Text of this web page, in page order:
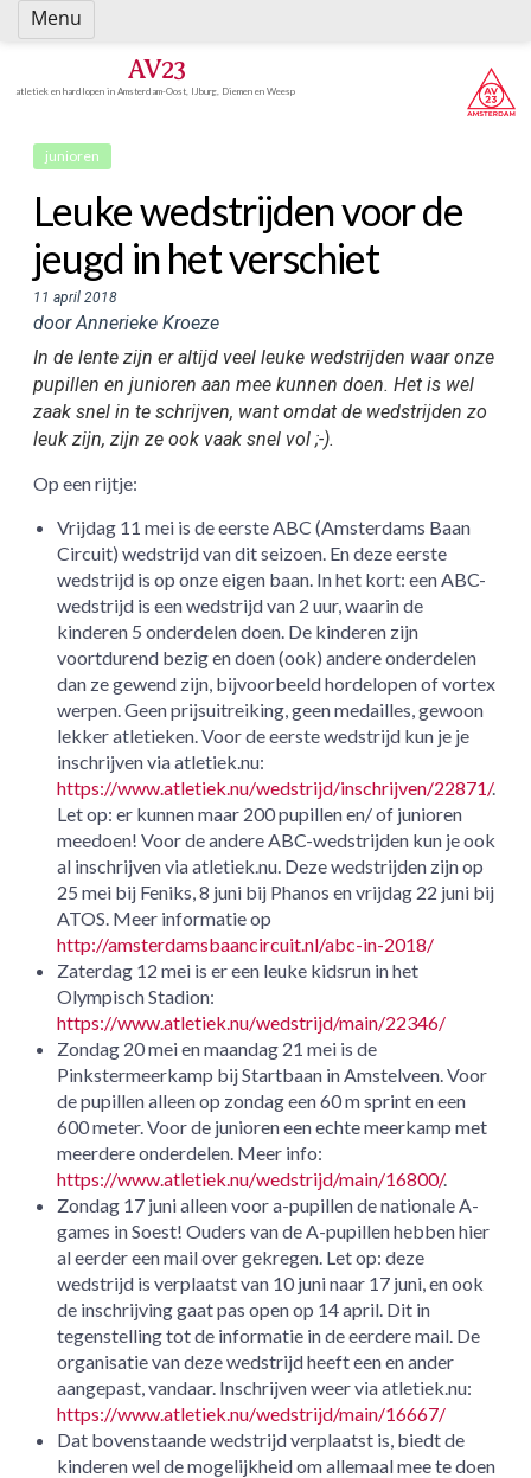
Spring
naar
AV23
atletiek en hardlopen in Amsterdam-Oost, IJburg, Diemen en Weesp
junioren
Leuke wedstrijden voor de
jeugd in het verschiet
11 april 2018
door Annerieke Kroeze
In de lente zijn er altijd veel leuke wedstrijden waar onze
pupillen en junioren aan mee kunnen doen. Het is wel
zaak snel in te schrijven, want omdat de wedstrijden zo
leuk zijn, zijn ze ook vaak snel vol ;-).
Op een rijtje:
Vrijdag 11 mei is de eerste ABC (Amsterdams Baan
Circuit) wedstrijd van dit seizoen. En deze eerste
wedstrijd is op onze eigen baan. In het kort: een ABC-
wedstrijd is een wedstrijd van 2 uur, waarin de
kinderen 5 onderdelen doen. De kinderen zijn
voortdurend bezig en doen (ook) andere onderdelen
dan ze gewend zijn, bijvoorbeeld hordelopen of vortex
werpen. Geen prijsuitreiking, geen medailles, gewoon
lekker atletieken. Voor de eerste wedstrijd kun je je
inschrijven via atletiek.nu:
https://www.atletiek.nu/wedstrijd/inschrijven/22871/.
Let op: er kunnen maar 200 pupillen en/ of junioren
meedoen! Voor de andere ABC-wedstrijden kun je ook
al inschrijven via atletiek.nu. Deze wedstrijden zijn op
25 mei bij Feniks, 8 juni bij Phanos en vrijdag 22 juni bij
ATOS. Meer informatie op
http://amsterdamsbaancircuit.nl/abc-in-2018/
Zaterdag 12 mei is er een leuke kidsrun in het
Olympisch Stadion:
https://www.atletiek.nu/wedstrijd/main/22346/
Zondag 20 mei en maandag 21 mei is de
Pinkstermeerkamp bij Startbaan in Amstelveen. Voor
de pupillenalleen op zondag een 60 m sprint en een
600 meter. Voor de junioren een echte meerkamp met
meerdere onderdelen. Meer info:
https://www.atletiek.nu/wedstrijd/main/16800/.
Zondag 17 juni alleen voor a-pupillen de nationale A-
games in Soest! Ouders van de A-pupillen hebben hier
al eerder een mail over gekregen. Let op: deze
wedstrijd is verplaatst van 10 juni naar 17 juni, en ook
de inschrijving gaat pas open op 14 april. Dit in
tegenstelling tot de informatie in de eerdere mail. De
organisatie van deze wedstrijd heeft een en ander
aangepast, vandaar. Inschrijven weer via atletiek.nu:
https://www.atletiek.nu/wedstrijd/main/16667/
Dat bovenstaande wedstrijd verplaatst is, biedt de
kinderen wel de mogelijkheid om allemaal mee te doen
Menu